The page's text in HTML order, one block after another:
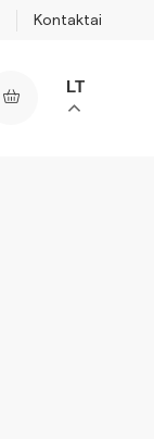
Kontaktai
LT